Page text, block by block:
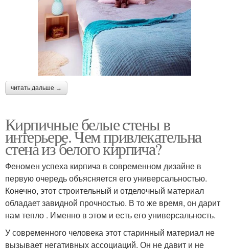
читать дальше →
Кирпичные белые стены в
интерьере. Чем привлекательна
стена из белого кирпича?
Феномен успеха кирпича в современном дизайне в
первую очередь объясняется его универсальностью.
Конечно, этот строительный и отделочный материал
обладает завидной прочностью. В то же время, он дарит
нам тепло . Именно в этом и есть его универсальность.
У современного человека этот старинный материал не
вызывает негативных ассоциаций. Он не давит и не